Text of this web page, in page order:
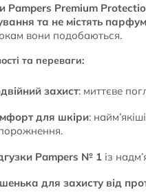
Pampers Premium
та не містять
вони подобаються.
та переваги:
захист: миттєве
для шкіри:
Pampers № 1із
для захисту від